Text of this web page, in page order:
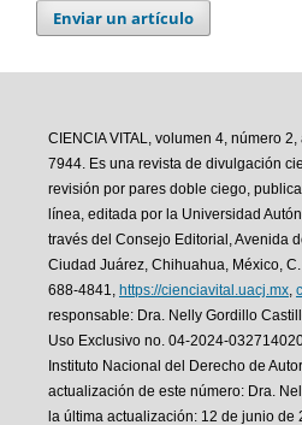
Enviar un artículo
CIENCIA VITAL, volumen 4, número
7944. Es una revista de divulgación
revisión por pares doble ciego,
línea, editada por la Universidad
través del Consejo Editorial, Avenida
Ciudad Juárez, Chihuahua, México,
688-4841, https://cienciavital.uacj.mx,
responsable: Dra. Nelly Gordillo
Uso Exclusivo no. 04-2024-
Instituto Nacional del Derecho de
actualización de este número: Dra.
la última actualización: 12 de junio de